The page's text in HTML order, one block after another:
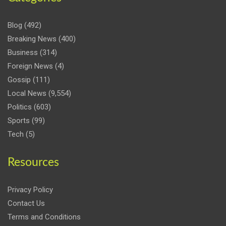
Blog (492)
Breaking News (400)
Business (314)
Foreign News (4)
Gossip (111)
Local News (9,554)
Politics (603)
Sports (99)
Tech (5)
Resources
Privacy Policy
Contact Us
Terms and Conditions